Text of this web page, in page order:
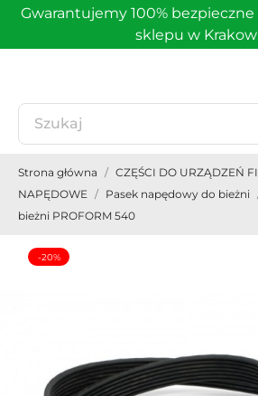
Gwarantujemy 100%
sklepu w
Strona główna CZĘŚCI DO URZĄDZEŃ
NAPĘDOWE
Pasek napędowy do bieżni
bieżni PROFORM 540
-20%